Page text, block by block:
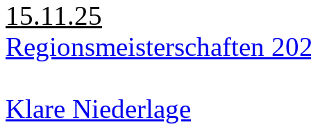
15.11.25
Regionsmeisterschaften
Klare Niederlage